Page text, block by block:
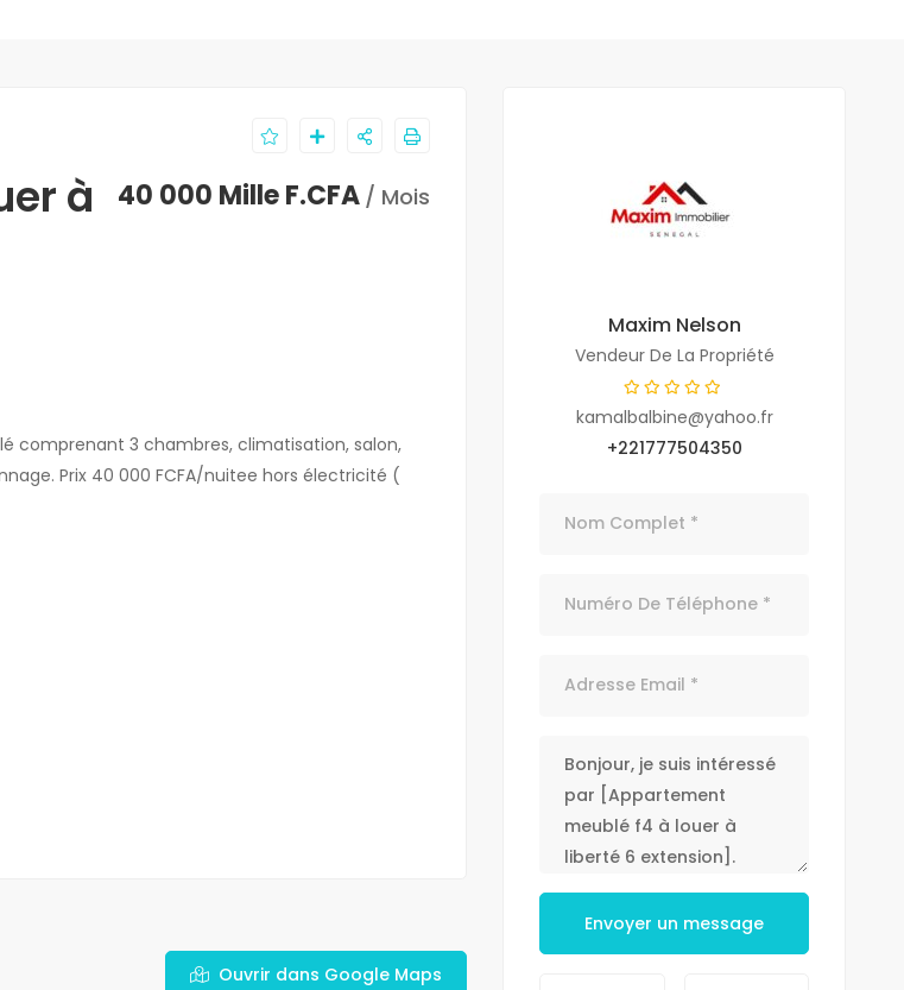
à
40 000 Mille F.CFA / Mois
comprenant 3 chambres, climatisation, salon,
Prix 40 000 FCFA/nuitee hors électricité (
Ouvrir dans Google Maps
Maxim Nelson
Vendeur De La Propriété
kamalbalbine@yahoo.fr
+221777504350
Envoyer un message